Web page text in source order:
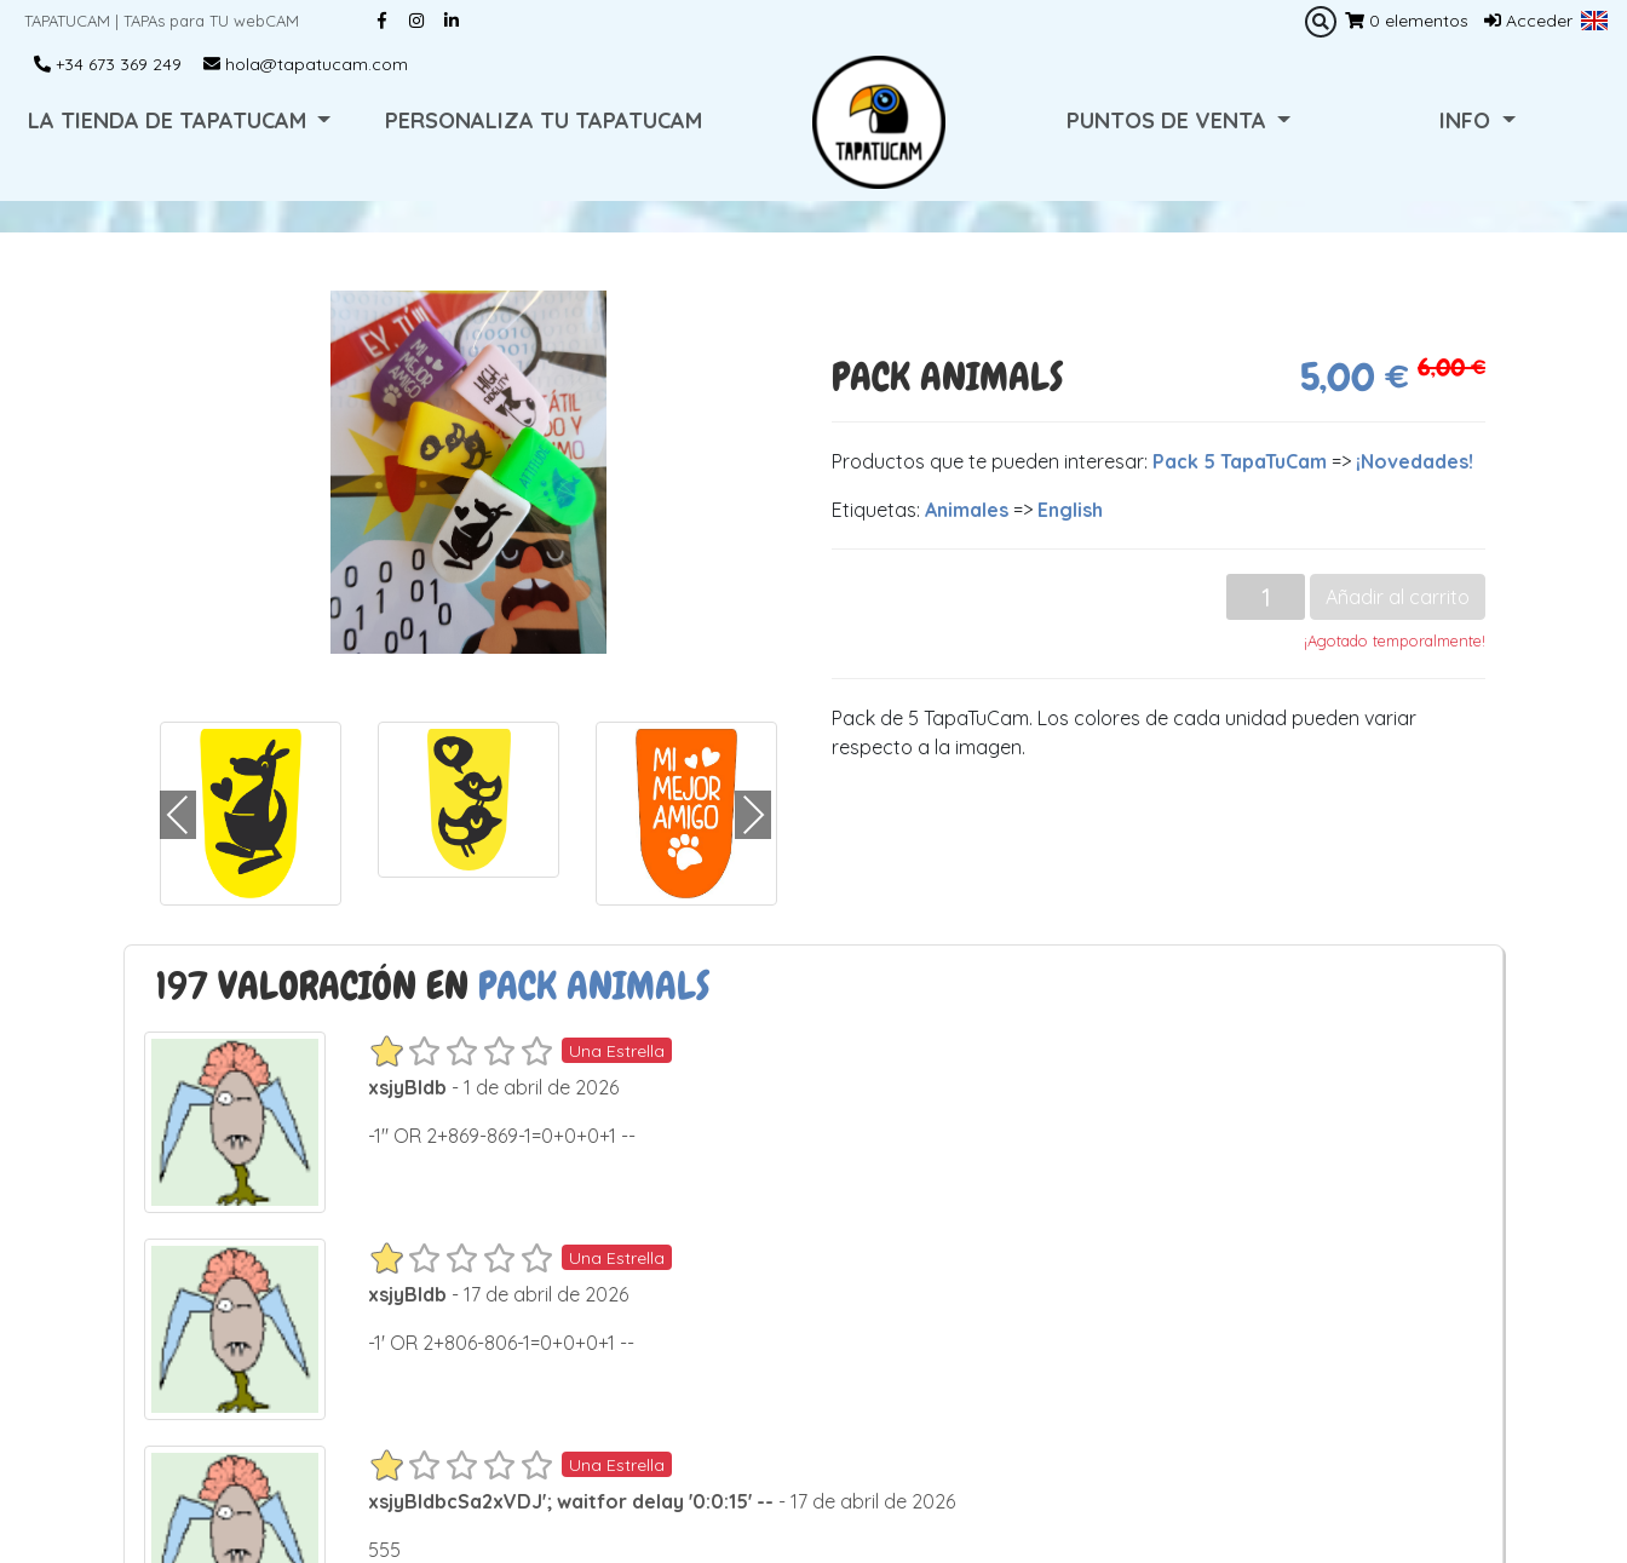
TAPATUCAM | TAPAs para TU webCAM Acceder
0 elementos
+34 673 369 249
hola@tapatucam.com
LA TIENDA DE TAPATUCAM PERSONALIZA TU TAPATUCAM PUNTOS DE VENTA INFO
PACK ANIMALS 5,00 € 6,00 €
Productos que te pueden interesar: Pack 5 TapaTuCam => ¡Novedades!
Etiquetas: Animales => English
Añadir al carrito
¡Agotado temporalmente!
Pack de 5 TapaTuCam. Los colores de cada unidad pueden variar
respecto a la imagen.
197 VALORACIÓN EN PACK ANIMALS
Una Estrella
xsjyBldb - 1 de abril de 2026
-1" OR 2+869-869-1=0+0+0+1 --
Una Estrella
xsjyBldb - 17 de abril de 2026
-1' OR 2+806-806-1=0+0+0+1 --
Una Estrella
xsjyBldbcSa2xVDJ'; waitfor delay '0:0:15' -- - 17 de abril de 2026
555